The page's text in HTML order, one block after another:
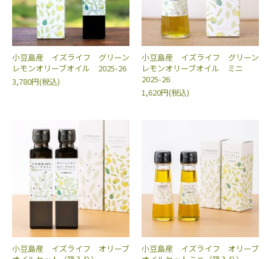
小豆島産 イズライフ グリーン
レモンオリーブオイル 2025-26
3,780円(税込)
小豆島産 イズライフ グリーン
レモンオリーブオイル ミニ
2025-26
1,620円(税込)
小豆島産 イズライフ オリーブ
小豆島産 イズライフ オリーブ